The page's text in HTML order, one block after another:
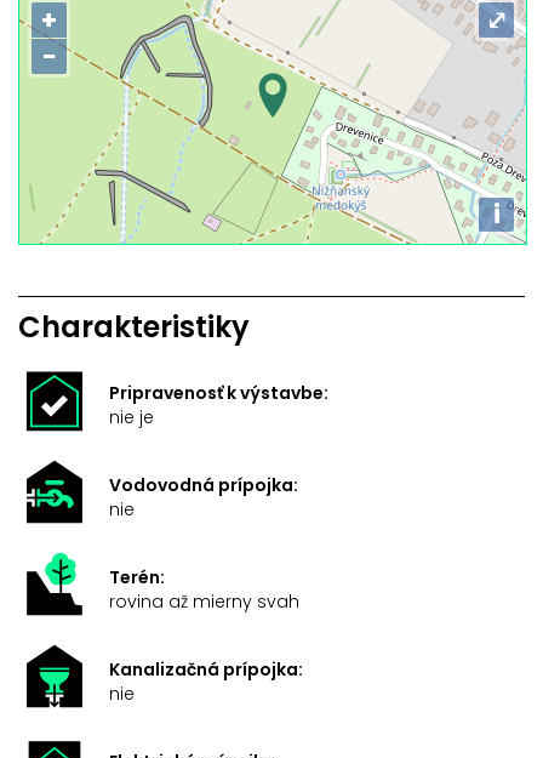
+
−
i
⤢
Charakteristiky
Pripravenosť k výstavbe:
nie je
Vodovodná prípojka:
nie
Terén:
rovina až mierny svah
Kanalizačná prípojka:
nie